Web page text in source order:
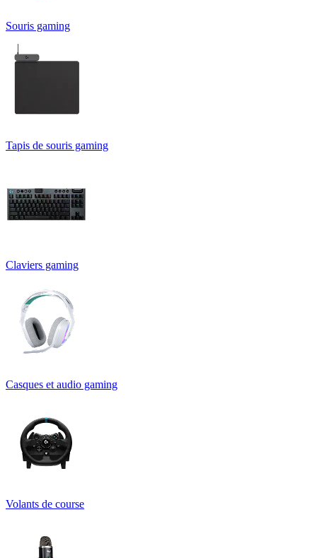
Souris gaming
Tapis de souris gaming
Claviers gaming
Casques et audio gaming
Volants de course